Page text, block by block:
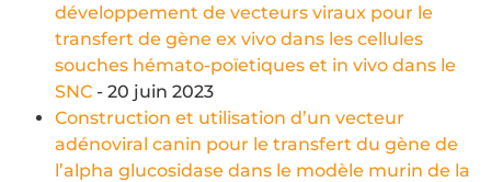
développement de vecteurs viraux pour le
transfert de gène ex vivo dans les cellules
souches hémato-poïetiques et in vivo dans le
SNC - 20 juin 2023
Construction et utilisation d’un vecteur
adénoviral canin pour le transfert du gène de
l’alpha glucosidase dans le modèle murin de la